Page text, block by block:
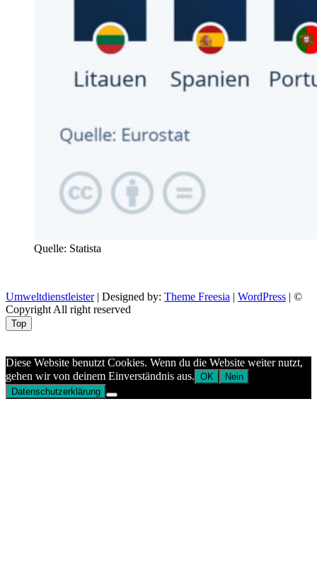
Quelle: Statista
Umweltdienstleister| Designed by: Theme Freesia | WordPress | ©
Copyright All right reserved
Top
Diese Website benutzt Cookies. Wenn du die Website weiter nutzt,
gehen wir von deinem Einverständnis aus. OK
Nein
Datenschutzerklärung